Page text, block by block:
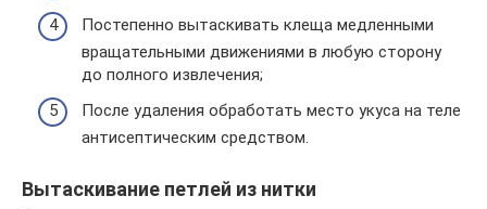
Постепенно вытаскивать клеща медленными
вращательными движениями в любую сторону
до полного извлечения;
После удаления обработать место укуса на теле
антисептическим средством.
Вытаскивание петлей из нитки